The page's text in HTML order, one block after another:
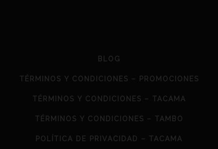
BLOG
TÉRMINOS Y CONDICIONES – PROMOCIONES
TÉRMINOS Y CONDICIONES – TACAMA
TÉRMINOS Y CONDICIONES – TAMBO
POLÍTICA DE PRIVACIDAD – TACAMA